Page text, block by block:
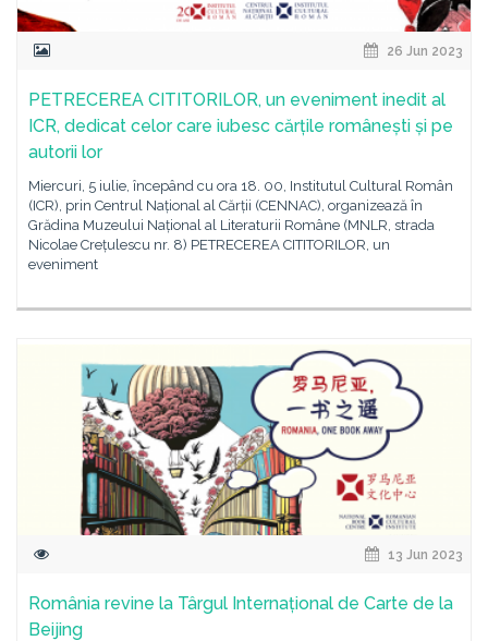
26 Jun 2023
PETRECEREA CITITORILOR, un eveniment inedit al
ICR, dedicat celor care iubesc cărțile românești și pe
autorii lor
Miercuri, 5 iulie, începând cu ora 18. 00, Institutul Cultural Român
(ICR), prin Centrul Național al Cărții (CENNAC), organizează în
Grădina Muzeului Național al Literaturii Române (MNLR, strada
Nicolae Crețulescu nr. 8) PETRECEREA CITITORILOR, un
eveniment
13 Jun 2023
România revine la Târgul Internațional de Carte de la
Beijing